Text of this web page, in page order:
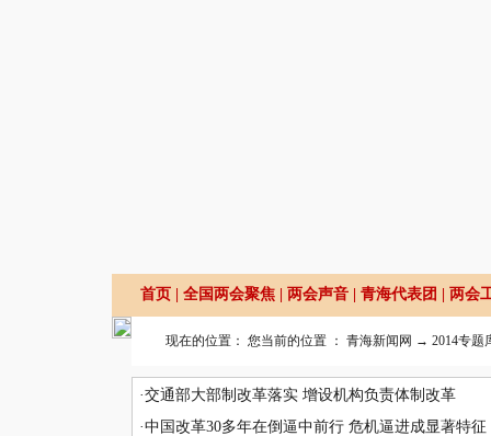
首页 全国两会聚焦 两会声音 青海代表团 两会
现在的位置： 您当前的位置 ： 青海新闻网 → 2014专题
·交通部大部制改革落实 增设机构负责体制改革
·中国改革30多年在倒逼中前行 危机逼进成显著特征